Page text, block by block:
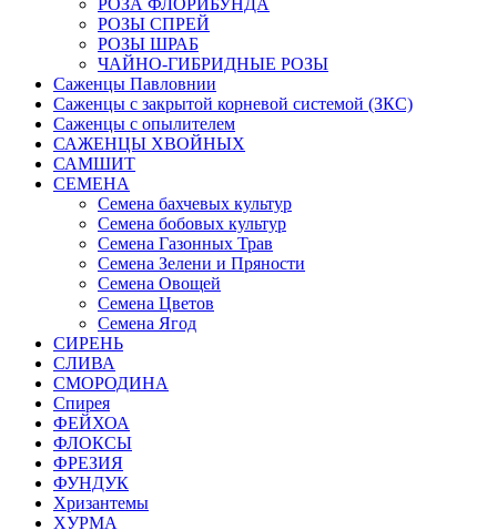
РОЗА ФЛОРИБУНДА
РОЗЫ СПРЕЙ
РОЗЫ ШРАБ
ЧАЙНО-ГИБРИДНЫЕ РОЗЫ
Саженцы Павловнии
Саженцы с закрытой корневой системой (ЗКС)
Саженцы с опылителем
САЖЕНЦЫ ХВОЙНЫХ
САМШИТ
СЕМЕНА
Семена бахчевых культур
Семена бобовых культур
Семена Газонных Трав
Семена Зелени и Пряности
Семена Овощей
Семена Цветов
Семена Ягод
СИРЕНЬ
СЛИВА
СМОРОДИНА
Спирея
ФЕЙХОА
ФЛОКСЫ
ФРЕЗИЯ
ФУНДУК
Хризантемы
ХУРМА